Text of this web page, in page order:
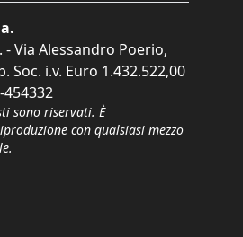
Via Alessandro Poerio,
Soc. i.v. Euro 1.432.522,00
454332
sono riservati. È
con qualsiasi mezzo